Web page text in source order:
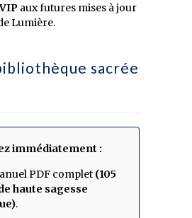
aux futures mises à jour
Lumière.
sacrée
immédiatement :
PDF complet (105
haute sagesse
.